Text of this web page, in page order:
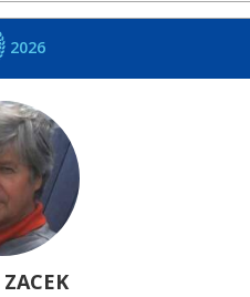
2026
ZACEK